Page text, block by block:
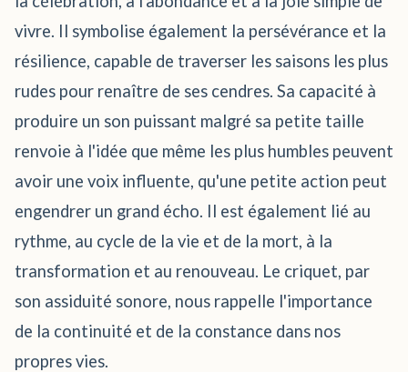
vivre. Il symbolise également la persévérance et la
résilience, capable de traverser les saisons les plus
rudes pour renaître de ses cendres. Sa capacité à
produire un son puissant malgré sa petite taille
renvoie à l'idée que même les plus humbles peuvent
avoir une voix influente, qu'une petite action peut
engendrer un grand écho. Il est également lié au
rythme, au cycle de la vie et de la mort, à la
transformation et au renouveau. Le criquet, par
son assiduité sonore, nous rappelle l'importance
de la continuité et de la constance dans nos
propres vies.